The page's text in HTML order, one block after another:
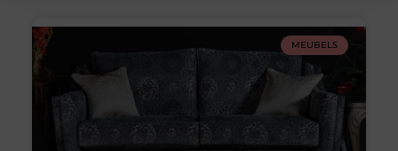
MEUBELS